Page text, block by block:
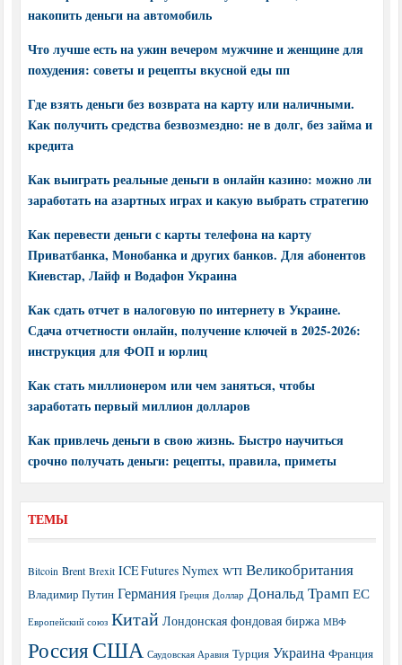
накопить деньги на автомобиль
Что лучше есть на ужин вечером мужчине и женщине для
похудения: советы и рецепты вкусной еды пп
Где взять деньги без возврата на карту или наличными.
Как получить средства безвозмездно: не в долг, без займа и
кредита
Как выиграть реальные деньги в онлайн казино: можно ли
заработать на азартных играх и какую выбрать стратегию
Как перевести деньги с карты телефона на карту
Приватбанка, Монобанка и других банков. Для абонентов
Киевстар, Лайф и Водафон Украина
Как сдать отчет в налоговую по интернету в Украине.
Сдача отчетности онлайн, получение ключей в 2025-2026:
инструкция для ФОП и юрлиц
Как стать миллионером или чем заняться, чтобы
заработать первый миллион долларов
Как привлечь деньги в свою жизнь. Быстро научиться
срочно получать деньги: рецепты, правила, приметы
ТЕМЫ
Bitcoin Brent Brexit ICE Futures Nymex WTI Великобритания
Владимир Путин Германия Греция Доллар Дональд Трамп ЕС
Европейский союз Китай Лондонская фондовая биржа МВФ
РоссияСША Саудовская Аравия Турция Украина Франция